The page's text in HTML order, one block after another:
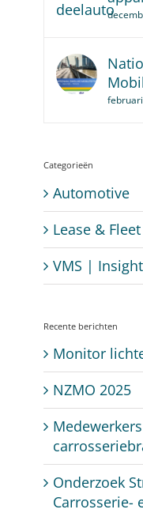
Categorieën
Automotive
Lease &
VMS |
Recente berichten
Monitor
NZMO 2025
Onderzoek
Carrosserie-